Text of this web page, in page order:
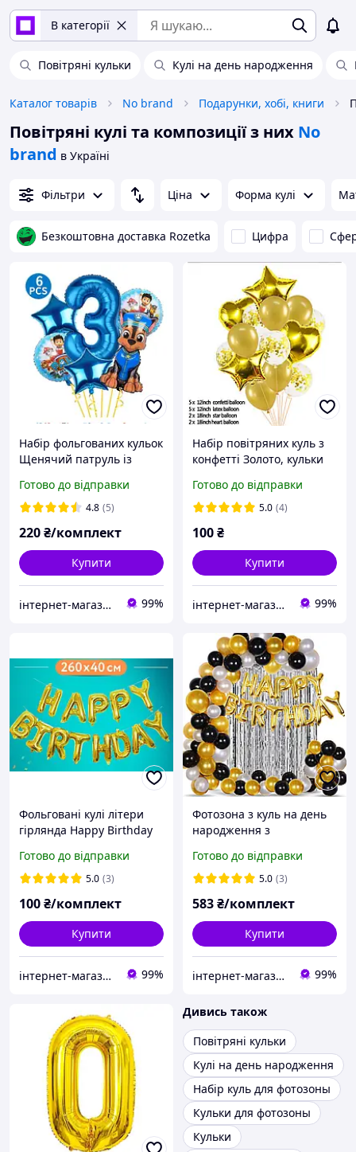
В категорії
Повітряні кульки Кулі на день народження
Каталог товарів No brand Подарунки, хобі, книги
Повітряні кулі та композиції з них No
brand в Україні
Фільтри Ціна Форма кулі
Безкоштовна доставка Rozetka Цифра
Набір фольгованих кульок
Щенячий патруль із
повітряні кулі Чейз
Гонщик 6 шт
Готово до відправки
4.8 (5)
220₴/комплект
Купити
інтернет-магазин Теремок 99%
Набір повітряних куль з
конфетті Золото, кульки
шт Китай
Готово до відправки
5.0 (4)
100₴
Купити
інтернет-магазин Теремок 99%
Фольговані кулі літери
гірлянда Happy Birthday
народження
Готово до відправки
5.0 (3)
100₴/комплект
Купити
інтернет-магазин Теремок 99%
Фотозона з куль на день
народження з
написом Happy Birthday
Готово до відправки
5.0 (3)
583₴/комплект
Купити
інтернет-магазин Теремок 99%
Дивись також
Повітряні кульки
Кулі на день народження
Набір куль для фотозоны
Кульки для фотозоны
Кульки